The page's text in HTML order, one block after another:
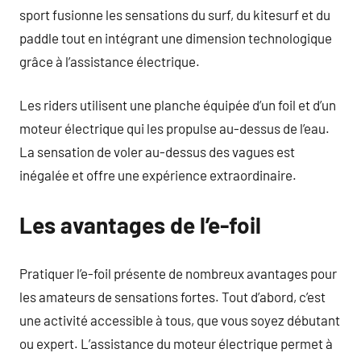
sport fusionne les sensations du surf, du kitesurf et du
paddle tout en intégrant une dimension technologique
grâce à l’assistance électrique.
Les riders utilisent une planche équipée d’un foil et d’un
moteur électrique qui les propulse au-dessus de l’eau.
La sensation de voler au-dessus des vagues est
inégalée et offre une expérience extraordinaire.
Les avantages de l’e-foil
Pratiquer l’e-foil présente de nombreux avantages pour
les amateurs de sensations fortes. Tout d’abord, c’est
une activité accessible à tous, que vous soyez débutant
ou expert. L’assistance du moteur électrique permet à